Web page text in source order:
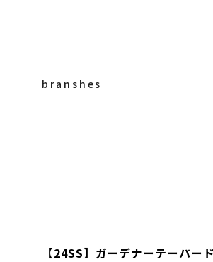
branshes
【24SS】ガーデナーテーパー